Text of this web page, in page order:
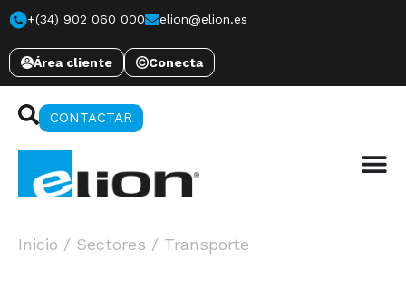
+(34) 902 060 000 elion@elion.es
Área cliente Conecta
CONTACTAR
Inicio / Sectores / Transporte